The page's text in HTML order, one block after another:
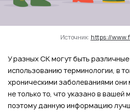
Источник: https://
У разных СК могут быть
использованию терминологии, в
хроническими заболеваниями
не только то, что указано в вашей
поэтому данную информацию